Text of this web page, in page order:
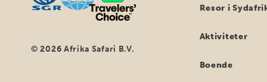
© 2026 Afrika Safari B.V.
Resor i
Aktiviteter
Boende